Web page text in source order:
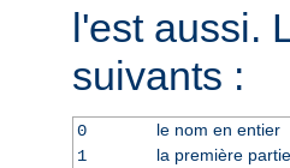
l'est aussi.
suivants :
0
le nom en entier
1
la première partie